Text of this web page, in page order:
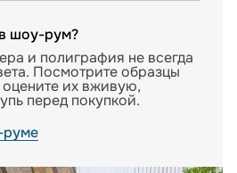
шоу-рум?
и полиграфия не всегда
Посмотрите образцы
их вживую,
перед покупкой.